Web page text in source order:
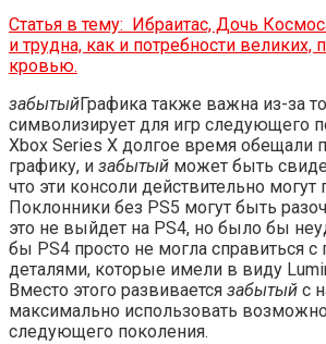
Статья в тему:
Ибраитас, Дочь
и трудна, как и потребности
кровью.
забытыйГрафика также важна из-за
символизирует для игр следующего
Xbox Series X долгое время обещали
графику, и забытый может быть
что эти консоли действительно могут
Поклонники без PS5 могут быть
это не выйдет на PS4, но было бы
бы PS4 просто не могла справиться
деталями, которые имели в виду
Вместо этого развивается забытый с
максимально использовать
следующего поколения.